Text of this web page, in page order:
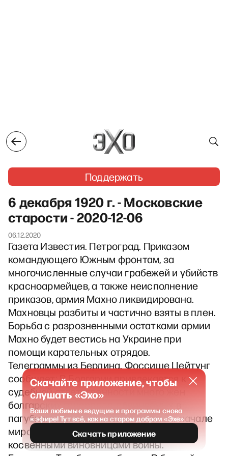
Поддержать
6 декабря 1920 г. - Московские
старости - 2020-12-06
06.12.2020
Газета Известия. Петроград. Приказом
командующего Южным фронтам, за
многочисленные случаи грабежей и убийств
красноармейцев, а также неисполнение
приказов, армия Махно ликвидирована.
Махновцы разбиты и частично взяты в плен.
Борьба с разрозненными остатками армии
Махно будет вестись на Украине при
помощи карательных отрядов.
Телеграммы из Берлина. Фоссише Цейтунг
сообщает: В Болгарии привлекается к
судебной ответственности много жен
болгарских генералов, обвиняемых в
пагубном влиянии на своих мужей в начале
мировой войны и тем являющихся
косвенными виновницами войны.
Скачайте приложение, чтобы
слушать «Эхо»
Ваши любимые ведущие и программы снова
в эфире! Тут всё, как на старом добром «Эхе»
Скачать приложение